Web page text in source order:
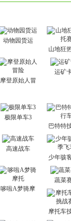
动物园货运
山地狂
摩登原始人冒
运矿
极限单车3
巴特特
高速战车
少年骇
哆啦A梦骑摩
蔬菜
摩托车